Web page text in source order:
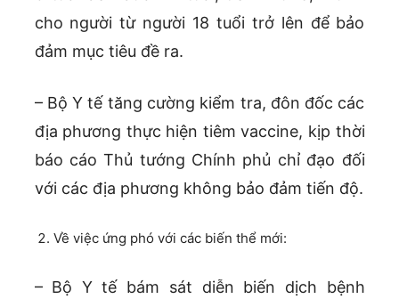
cho người từ người 18 tuổi trở lên để bảo
đảm mục tiêu đề ra.
– Bộ Y tế tăng cường kiểm tra, đôn đốc các
địa phương thực hiện tiêm vaccine, kịp thời
báo cáo Thủ tướng Chính phủ chỉ đạo đối
với các địa phương không bảo đảm tiến độ.
Về việc ứng phó với các biến thể mới:
– Bộ Y tế bám sát diễn biến dịch bệnh